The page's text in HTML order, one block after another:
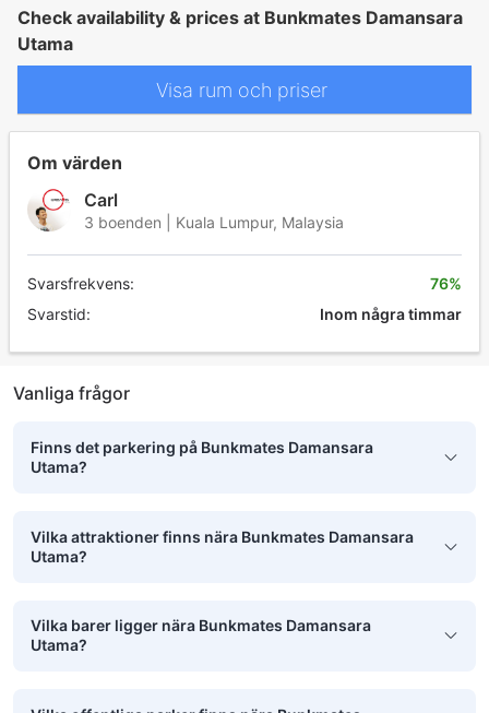
Check availability & prices at Bunkmates Damansara
Utama
Visa rum och priser
Om värden
Carl
3 boenden | Kuala Lumpur, Malaysia
Svarsfrekvens:
Svarstid:
76%
Inom några timmar
Vanliga frågor
Finns det parkering på Bunkmates Damansara
Utama?
Vilka attraktioner finns nära Bunkmates Damansara
Utama?
Vilka barer ligger nära Bunkmates Damansara
Utama?